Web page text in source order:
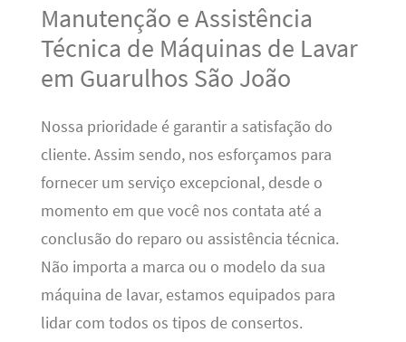
Manutenção e Assistência
Técnica de Máquinas de Lavar
em Guarulhos São João
Nossa prioridade é garantir a satisfação do
cliente. Assim sendo, nos esforçamos para
fornecer um serviço excepcional, desde o
momento em que você nos contata até a
conclusão do reparo ou assistência técnica.
Não importa a marca ou o modelo da sua
máquina de lavar, estamos equipados para
lidar com todos os tipos de consertos.